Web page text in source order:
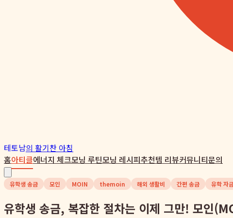
테토남의 활기찬 아침
홈아티클에너지 체크모닝 루틴모닝 레시피추천템 리뷰커뮤니티문의
유학생 송금 모인 MOIN themoin 해외 생활비 간편 송금 유학 자
유학생 송금, 복잡한 절차는 이제 그만! 모인